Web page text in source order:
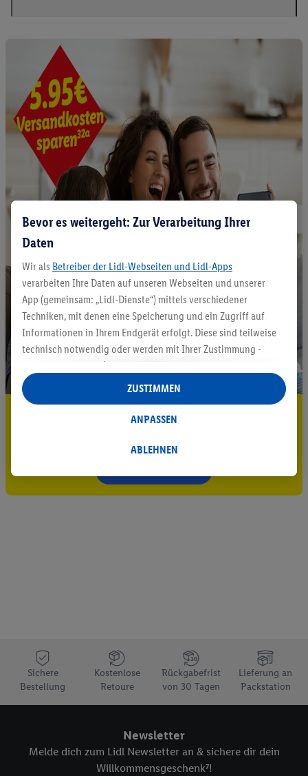
5.95 € Versand sparen³²ᵃ
Sichere
Bestellung
Kostenlose
Retoure
Rückgabefrist
von 30 Tagen
Lieferung an
Packstation
Newsletter
Melde dich zum Lidl Newsletter an & sichere dir dein
Willkommensgeschenk⁷!
Bevor es weitergeht: Zur Verarbeitung Ihrer
Daten
Wir als Betreiber der Lidl-Webseiten und Lidl-Apps
verarbeiten Ihre Daten auf unseren Webseiten und unserer
App (gemeinsam: „Lidl-Dienste“) mittels verschiedener
Techniken, mit denen eine Speicherung und ein Zugriff auf
Informationen in Ihrem Endgerät erfolgt. Diese sind teilweise
technisch notwendig oder werden mit Ihrer Zustimmung -
auch durch Partner (u.a.
Verantwortliche; im Zusammenhang mit dem IAB TCF
insgesamt
Statistik-Erstellung oder für personalisierte Werbung
Datenverarbeitungen für personalisierte Werbung werden
Dritten die Ausspielung von Werbung außerhalb der Lidl-
Dienste über die Ihnen und Ihren Haushaltsangehörigen
Generierung von auch mit Daten von anderen Diensten
angereicherten Profilen. Dies umfasst die Zusammenführung
von Daten (z.B. über Ihre Nutzung der Lidl-Dienste, Ihr
Kaufverhalten in den Lidl-Diensten, Informationen aus Ihrem
Standortdaten) auch über verschiedene Endgeräte und Lidl-
Dienste hinweg einschließlich dem Speichern von und/ oder
dem Zugriff auf Informationen auf Ihren Endgeräten zur
ABLEHNEN
ANPASSEN
ZUSTIMMEN